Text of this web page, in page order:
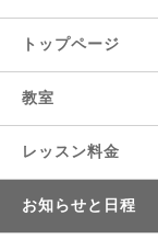
トップページ
教室
レッスン料金
お知らせと日程